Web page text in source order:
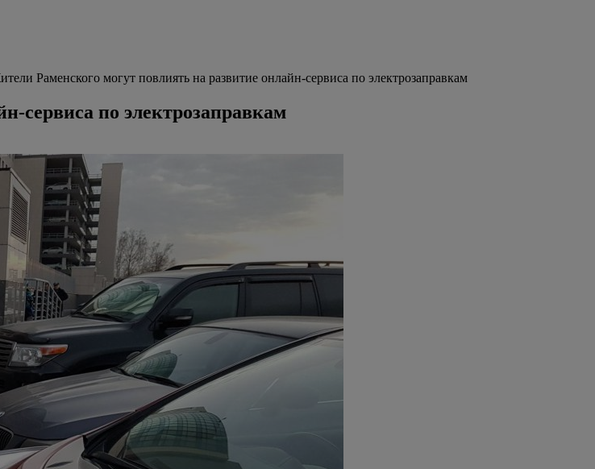
Раменского могут повлиять на развитие онлайн-сервиса по электрозаправкам
сервиса по электрозаправкам